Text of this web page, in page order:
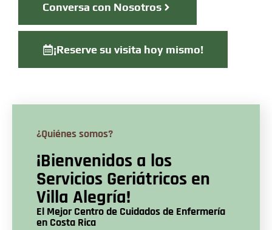
Conversa con Nosotros
¡Reserve su visita hoy mismo!
¿Quiénes somos?
¡Bienvenidos a los
Servicios Geriátricos en
Villa Alegría!
El Mejor Centro de Cuidados de Enfermería
en Costa Rica